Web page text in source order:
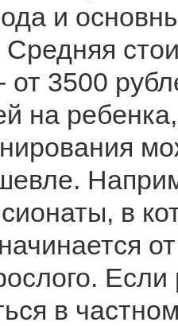
и
Средняя
3500
на
в
в